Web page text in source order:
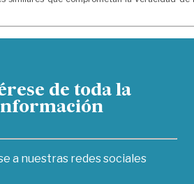
de toda la
a nuestras redes sociales